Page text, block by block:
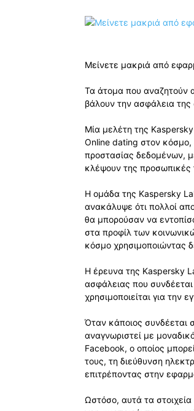
Μείνετε μακριά από
Τα άτομα που αναζητούν
βάλουν την ασφάλεια της
Μία μελέτη της
Online dating στον κόσμο,
προστασίας δεδομένων,
κλέψουν της προσωπικές
Η ομάδα της Kaspersky
ανακάλυψε ότι πολλοί
θα μπορούσαν να
στα προφίλ των
κόσμο χρησιμοποιώντας
Η έρευνα της Kaspersky
ασφάλειας που συνδέεται
χρησιμοποιείται για την
Όταν κάποιος συνδέεται
αναγνωριστεί με
Facebook, ο οποίος
τους, τη διεύθυνση
επιτρέποντας στην
Ωστόσο, αυτά τα